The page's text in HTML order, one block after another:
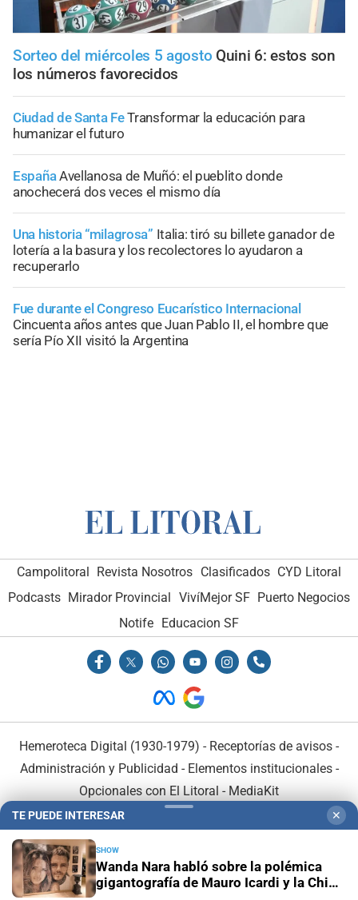
Sorteo del miércoles 5 agosto Quini 6: estos son
los números favorecidos
Ciudad de Santa FeTransformar la educación para
humanizar el futuro
EspañaAvellanosa de Muñó: el pueblito donde
anochecerá dos veces el mismo día
Una historia “milagrosa” Italia: tiró su billete ganador de
lotería a la basura y los recolectores lo ayudaron a
recuperarlo
Fue durante el Congreso Eucarístico Internacional
Cincuenta años antes que Juan Pablo II, el hombre que
sería Pío XII visitó la Argentina
Campolitoral Revista Nosotros Clasificados CYD Litoral
Podcasts Mirador Provincial VivíMejor SF Puerto Negocios
Notife Educacion SF
Hemeroteca Digital (1930-1979) - Receptorías de avisos -
Administración y Publicidad - Elementos institucionales-
Opcionales con El Litoral - MediaKit
TE PUEDE INTERESAR ✕
SHOW
Wanda Nara habló sobre la polémica
gigantografía de Mauro Icardi y la China